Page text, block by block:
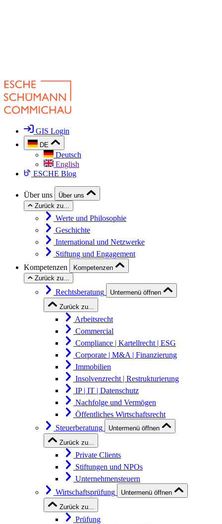
GIS Login
DE
Deutsch
English
ESCHE Blog
Über uns
Über uns
Zurück zu...
Werte und Philosophie
Geschichte
International und Netzwerke
Stiftung und Engagement
Kompetenzen
Kompetenzen
Zurück zu...
Rechtsberatung
Untermenü öffnen
Zurück zu...
Arbeitsrecht
Commercial
Compliance | Kartellrecht | ESG
Corporate | M&A | Finanzierung
Immobilien
Insolvenzrecht | Restrukturierung
IP | IT | Datenschutz
Nachfolge und Vermögen
Öffentliches Wirtschaftsrecht
Steuerberatung
Untermenü öffnen
Zurück zu...
Private Clients
Stiftungen und NPOs
Unternehmensteuern
Wirtschaftsprüfung
Untermenü öffnen
Zurück zu...
Prüfung